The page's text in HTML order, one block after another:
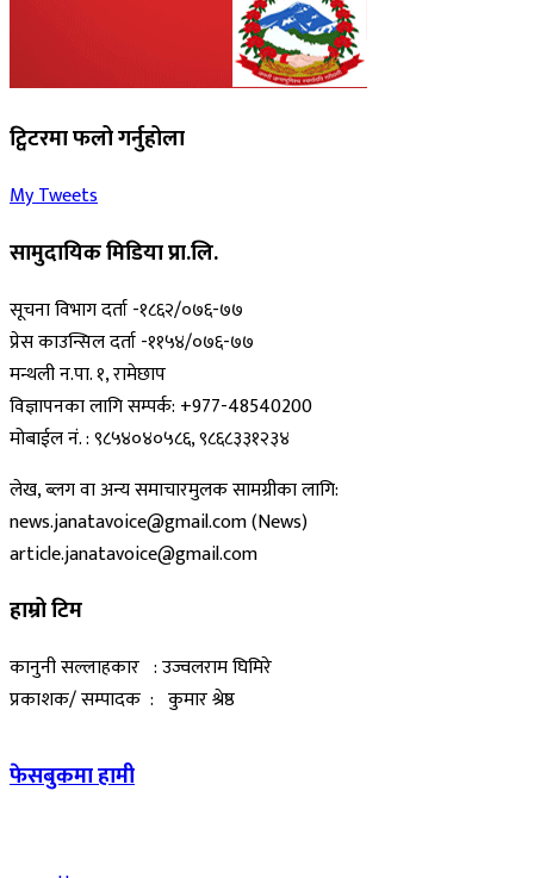
ट्विटरमा फलो गर्नुहोला
My Tweets
सामुदायिक मिडिया प्रा.लि.
सूचना विभाग दर्ता -१८६२/०७६-७७
प्रेस काउन्सिल दर्ता -११५४/०७६-७७
मन्थली न.पा. १, रामेछाप
विज्ञापनका लागि सम्पर्क: +977-48540200
मोबाईल नं. : ९८५४०४०५८६, ९८६८३३१२३४
लेख, ब्लग वा अन्य समाचारमुलक सामग्रीका लागि:
news.janatavoice@gmail.com (News)
article.janatavoice@gmail.com
हाम्रो टिम
कानुनी सल्लाहकार : उज्वलराम घिमिरे
प्रकाशक/ सम्पादक : कुमार श्रेष्ठ
फेसबुकमा हामी